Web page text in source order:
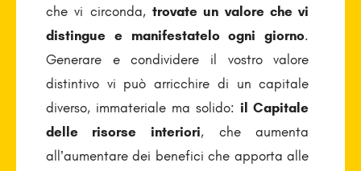
che vi circonda, trovate un valore che vi
distingue e manifestatelo ogni giorno.
Generare e condividere il vostro valore
distintivo vi può arricchire di un capitale
diverso, immateriale ma solido: il Capitale
delle risorse interiori, che aumenta
all’aumentare dei benefici che apporta alle